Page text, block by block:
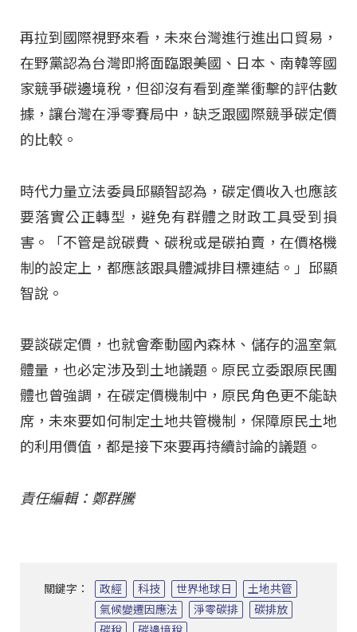
再拉到國際視野來看，未來台灣進行進出口貿易，
在野黨認為台灣即將面臨跟美國、日本、南韓等國
家競爭碳邊境稅，但卻沒有看到產業衝擊的評估數
據，讓台灣在淨零賽局中，缺乏跟國際競爭碳定價
的比較。
時代力量立法委員邱顯智認為，碳定價收入也應該
要落實公正轉型，避免有群體之財政工具受到損
害。「不管是說碳費、碳稅或是碳拍賣，在價格機
制的設定上，都應該跟具體減排目標連結。」邱顯
智說。
要談碳定價，也就會牽動國內森林、儲存的溫室氣
體量，也必定涉及到土地議題。原民立委跟原民團
體也曾強調，在碳定價機制中，原民角色更不能缺
席，未來要如何制定土地共管機制，保障原民土地
的利用價值，都是接下來要再持續討論的議題。
責任編輯：鄭群騰
關鍵字： 政經 科技 世界地球日
土地共管
氣候變遷因應法
淨零碳排
碳排放